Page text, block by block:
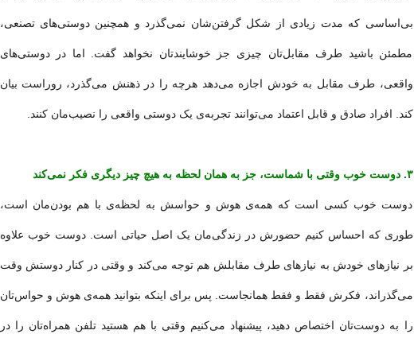
بی‌اساسی که مدت زیادی از شکل گرفتن‌شان نمی‌گذرد و همچنین دوستی‌های تصنعی،
مطمئن باشید طرف مقابل‌تان چیزی جز خوشایندتان نخواهد گفت. اما در دوستی‌های
واقعی، طرف مقابل به خودش اجازه می‌دهد هرچه را در ذهنش می‌گذرد، روراست بیان
کند. افراد صادق و قابل اعتماد می‌توانند تجربه‌ی یک دوستی واقعی را نصیب‌مان کنند.
۳. دوست خوب وقتی با شماست، جز به همان لحظه به هیچ چیز دیگری فکر نمی‌کند
دوست خوب کسی است که همه‌ی هوش و حواسش به لحظه‌ی با هم بودن‌مان است،
طوری که احساس کنیم حضورش در زندگی‌مان یک اصل حیاتی است. دوست خوب علاوه
بر نیازهای خودش به نیازهای طرف مقابلش هم توجه می‌کند و وقتی در کنار دوستش وقت
می‌گذراند، فکرش فقط و فقط همانجاست. پس برای اینکه بتوانید همه‌ی هوش و حواس‌تان
را به دوست‌تان اختصاص دهید، پیشنهاد می‌کنیم وقتی با هم هستید تلفن همراه‌تان را در